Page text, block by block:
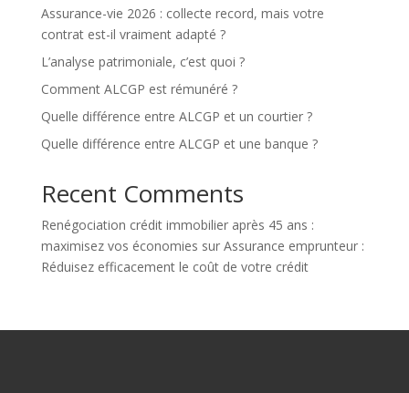
Assurance-vie 2026 : collecte record, mais votre
contrat est-il vraiment adapté ?
L’analyse patrimoniale, c’est quoi ?
Comment ALCGP est rémunéré ?
Quelle différence entre ALCGP et un courtier ?
Quelle différence entre ALCGP et une banque ?
Recent Comments
Renégociation crédit immobilier après 45 ans :
maximisez vos économies sur Assurance emprunteur :
Réduisez efficacement le coût de votre crédit